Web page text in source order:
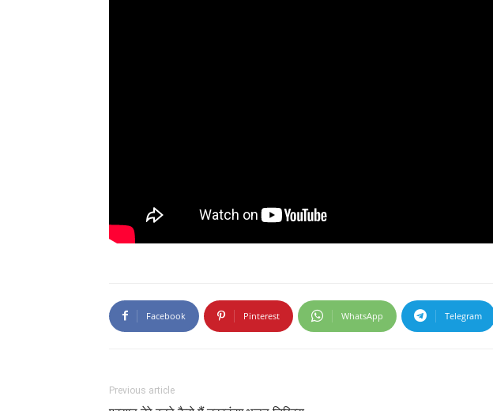
Facebook Pinterest WhatsApp Telegram
Previous article